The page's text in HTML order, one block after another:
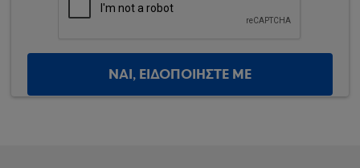
ΝΑΙ, ΕΙΔΟΠΟΙΗΣΤΕ ΜΕ